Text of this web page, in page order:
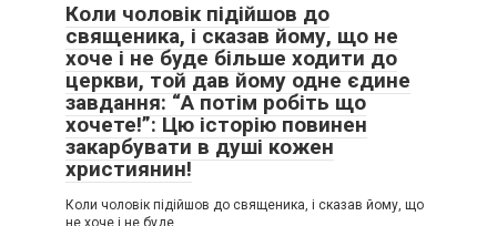
Коли чоловік підійшов до
священика, і сказав йому, що не
хоче і не буде більше ходити до
церкви, той дав йому одне єдине
завдання: “А потім робіть що
хочете!”: Цю історію повинен
закарбувати в душі кожен
християнин!
Коли чоловік підійшов до священика, і сказав йому, що